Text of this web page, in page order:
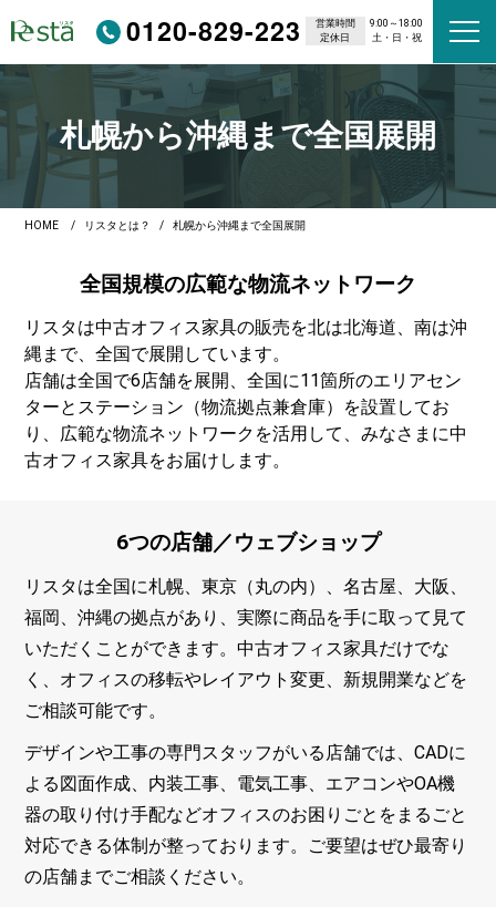
0120-829-223 営業時間
9:00～18:00
定休日
土・日・祝
札幌から沖縄まで全国展開
HOME リスタとは？ 札幌から沖縄まで全国展開
全国規模の広範な物流ネットワーク
リスタは中古オフィス家具の販売を北は北海道、南は沖
縄まで、全国で展開しています。
店舗は全国で6店舗を展開、全国に11箇所のエリアセン
ターとステーション（物流拠点兼倉庫）を設置してお
り、広範な物流ネットワークを活用して、みなさまに中
古オフィス家具をお届けします。
6つの店舗／ウェブショップ
リスタは全国に札幌、東京（丸の内）、名古屋、大阪、
福岡、沖縄の拠点があり、実際に商品を手に取って見て
いただくことができます。中古オフィス家具だけでな
く、オフィスの移転やレイアウト変更、新規開業などを
ご相談可能です。
デザインや工事の専門スタッフがいる店舗では、CADに
よる図面作成、内装工事、電気工事、エアコンやOA機
器の取り付け手配などオフィスのお困りごとをまるごと
対応できる体制が整っております。ご要望はぜひ最寄り
の店舗までご相談ください。